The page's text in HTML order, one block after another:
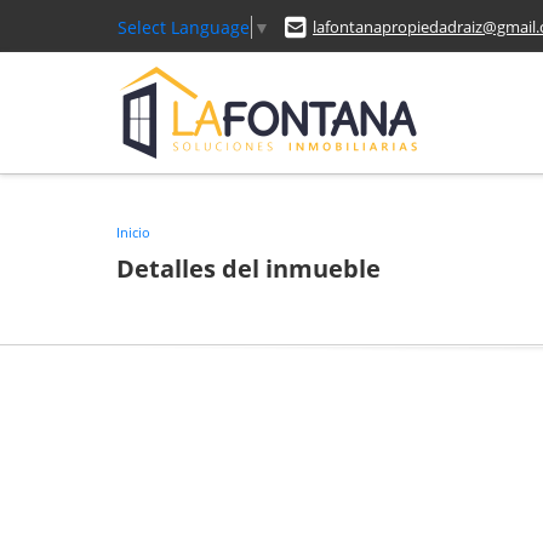
Select Language ▼
Inicio
Detalles del inmueble